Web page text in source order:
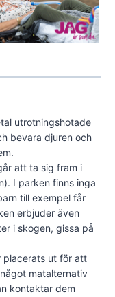
utrotningshotade
bevara djuren och
att ta sig fram i
I parken finns inga
till exempel får
erbjuder även
i skogen, gissa på
placerats ut för att
matalternativ
kontaktar dem